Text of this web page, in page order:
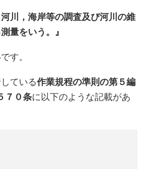
河川，海岸等の調査及び河川の維
量をいう。』
す。
ている作業規程の準則の第５編
７０条に以下のような記載があ